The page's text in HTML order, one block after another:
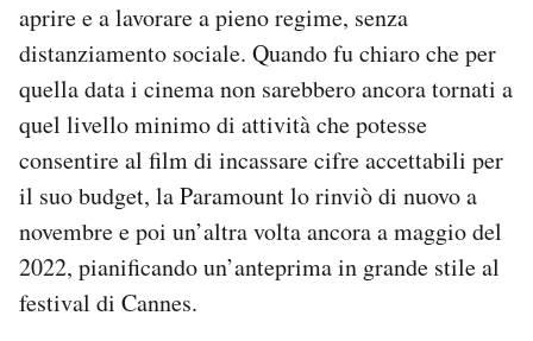
aprire e a lavorare a pieno regime, senza
distanziamento sociale. Quando fu chiaro che per
quella data i cinema non sarebbero ancora tornati a
quel livello minimo di attività che potesse
consentire al film di incassare cifre accettabili per
il suo budget, la Paramount lo rinviò di nuovo a
novembre e poi un’altra volta ancora a maggio del
2022, pianificando un’anteprima in grande stile al
festival di Cannes.